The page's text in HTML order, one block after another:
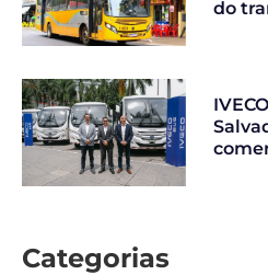
do
Categorias